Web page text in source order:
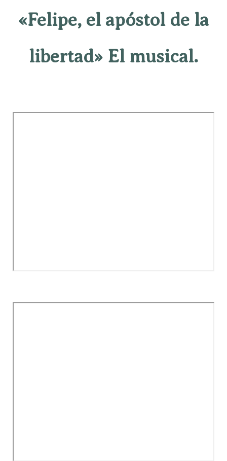
«Felipe, el apóstol de la
libertad» El musical.